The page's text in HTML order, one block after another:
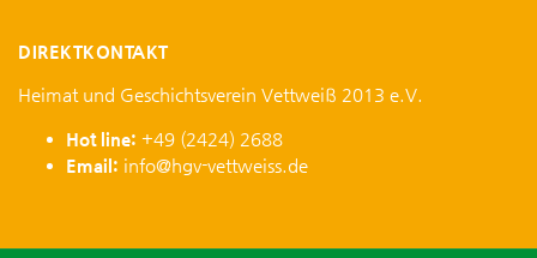
DIREKTKONTAKT
Heimat und Geschichtsverein Vettweiß 2013 e.V.
Hot line: +49 (2424) 2688
Email: info@hgv-vettweiss.de